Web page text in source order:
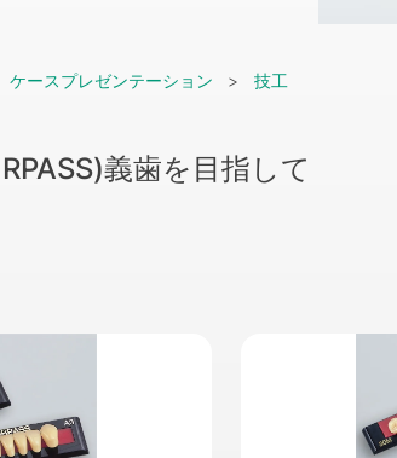
ケースプレゼンテーション 技工
義歯を目指して